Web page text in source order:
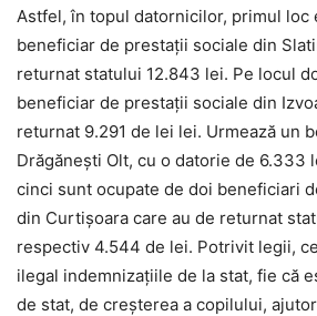
Astfel, în topul datornicilor, primul loc
beneficiar de prestaţii sociale din
returnat statului 12.843 lei. Pe locul
beneficiar de prestaţii sociale din
returnat 9.291 de lei lei. Urmează un
Drăgănești Olt, cu o datorie de 6.333
cinci sunt ocupate de doi beneficiari
din Curtișoara care au de returnat
respectiv 4.544 de lei. Potrivit legii,
ilegal indemnizaţiile de la stat, fie că
de stat, de creşterea a copilului,